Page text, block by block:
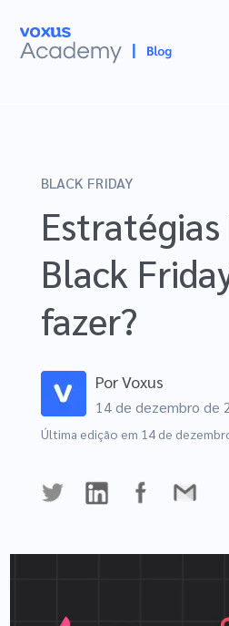
Mercado
Insights
Histórias de Sucesso
Estudos Voxus
GA4
Black Friday
BLACK FRIDAY
Estratégias
Black
fazer?
PorVoxus
14 de dezembro de
Última edição em 14 de